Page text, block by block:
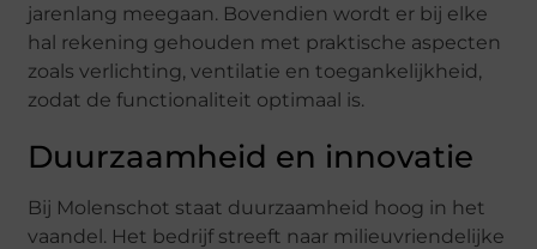
jarenlang meegaan. Bovendien wordt er bij elke
hal rekening gehouden met praktische aspecten
zoals verlichting, ventilatie en toegankelijkheid,
zodat de functionaliteit optimaal is.
Duurzaamheid en innovatie
Bij Molenschot staat duurzaamheid hoog in het
vaandel. Het bedrijf streeft naar milieuvriendelijke